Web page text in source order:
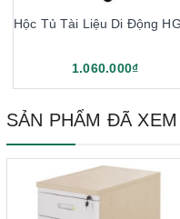
Hộc Tủ Tài Liệu Di Động
1.060.000₫
SẢN PHẨM ĐÃ XEM